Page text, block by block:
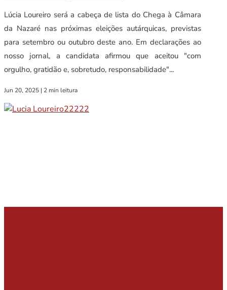
Lúcia Loureiro será a cabeça de lista do Chega à Câmara
da Nazaré nas próximas eleições autárquicas, previstas
para setembro ou outubro deste ano. Em declarações ao
nosso jornal, a candidata afirmou que aceitou "com
orgulho, gratidão e, sobretudo, responsabilidade"...
Jun 20, 2025 | 2 min leitura